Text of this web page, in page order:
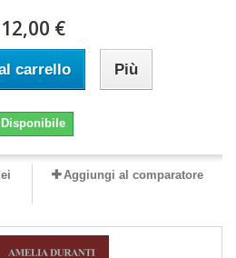
12,00 €
carrello Più
Disponibile
Aggiungi al comparatore